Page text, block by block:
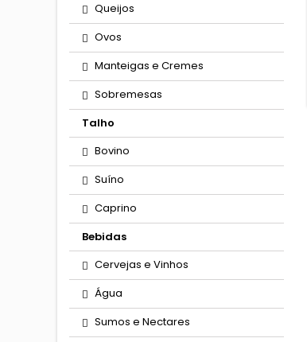
Queijos
Ovos
Manteigas e Cremes
Sobremesas
Talho
Bovino
Suíno
Caprino
Bebidas
Cervejas e Vinhos
Água
Sumos e Nectares